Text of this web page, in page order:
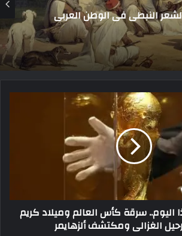
لماذا
سرقة كأس العالم وميلاد كريم
الغزالى ومكتشف ألزهايمر